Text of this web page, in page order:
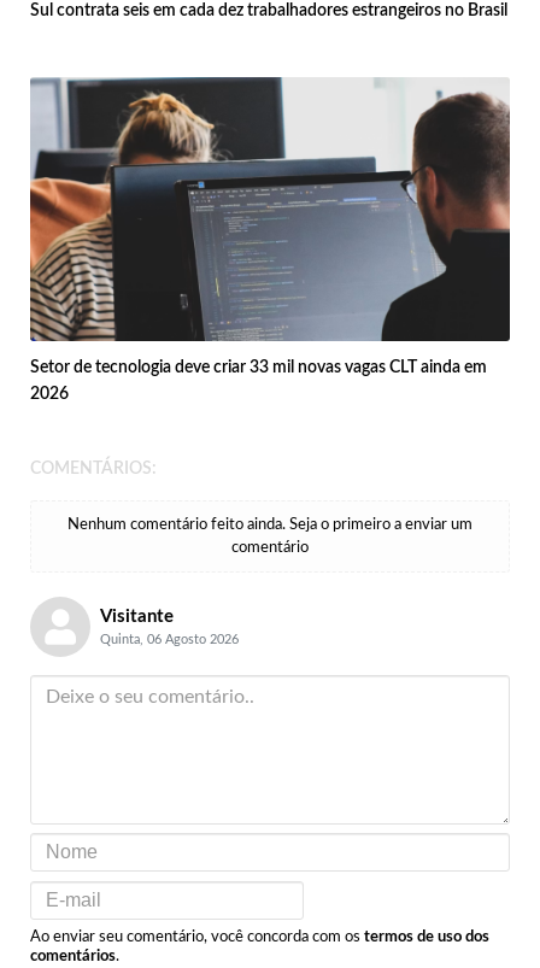
Sul contrata seis em cada dez trabalhadores estrangeiros no Brasil
Setor de tecnologia deve criar 33 mil novas vagas CLT ainda em
2026
COMENTÁRIOS:
Nenhum comentário feito ainda. Seja o primeiro a enviar um
comentário
Visitante
Quinta, 06 Agosto 2026
Ao enviar seu comentário, você concorda com os termos de uso dos
comentários.